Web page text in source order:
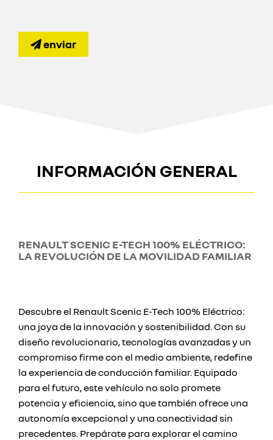
enviar
INFORMACIÓN GENERAL
RENAULT SCENIC E-TECH 100% ELÉCTRICO:
LA REVOLUCIÓN DE LA MOVILIDAD FAMILIAR
Descubre el Renault Scenic E-Tech 100% Eléctrico:
una joya de la innovación y sostenibilidad. Con su
diseño revolucionario, tecnologías avanzadas y un
compromiso firme con el medio ambiente, redefine
la experiencia de conducción familiar. Equipado
para el futuro, este vehículo no solo promete
potencia y eficiencia, sino que también ofrece una
autonomía excepcional y una conectividad sin
precedentes. Prepárate para explorar el camino